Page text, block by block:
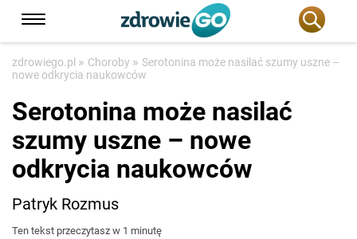
zdrowiego.pl » Choroby » Serotonina może nasilać szumy uszne –
nowe odkrycia naukowców
Serotonina może nasilać
szumy uszne – nowe
odkrycia naukowców
Patryk Rozmus
Ten tekst przeczytasz w 1 minutę